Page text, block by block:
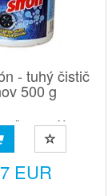
- tuhý čistič
500 g
sifónov a
potrubíBezo
kuchynské
tuk a pap...
EUR